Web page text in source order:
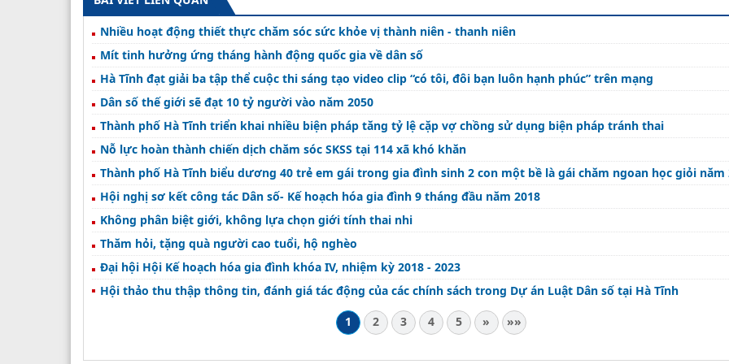
Nhiều hoạt động thiết thực chăm sóc sức khỏe vị thành niên - thanh niên
Mít tinh hưởng ứng tháng hành động quốc gia về dân số
Hà Tĩnh đạt giải ba tập thể cuộc thi sáng tạo video clip “có tôi, đôi bạn luôn hạnh phúc” trên mạng
Dân số thế giới sẽ đạt 10 tỷ người vào năm 2050
Thành phố Hà Tĩnh triển khai nhiều biện pháp tăng tỷ lệ cặp vợ chồng sử dụng biện pháp tránh thai
Nỗ lực hoàn thành chiến dịch chăm sóc SKSS tại 114 xã khó khăn
Thành phố Hà Tĩnh biểu dương 40 trẻ em gái trong gia đình sinh 2 con một bề là gái chăm ngoan học giỏi năm
Hội nghị sơ kết công tác Dân số- Kế hoạch hóa gia đình 9 tháng đầu năm 2018
Không phân biệt giới, không lựa chọn giới tính thai nhi
Thăm hỏi, tặng quà người cao tuổi, hộ nghèo
Đại hội Hội Kế hoạch hóa gia đình khóa IV, nhiệm kỳ 2018 - 2023
Hội thảo thu thập thông tin, đánh giá tác động của các chính sách trong Dự án Luật Dân số tại Hà Tĩnh
1
2 3 4 5 » »»